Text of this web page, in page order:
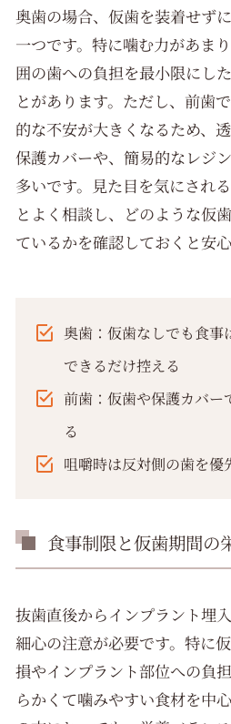
奥歯の場合、仮歯を装着せず
一つです。特に噛む力があま
囲の歯への負担を最小限にし
とがあります。ただし、前歯
的な不安が大きくなるため、
保護カバーや、簡易的なレジ
多いです。見た目を気にされ
とよく相談し、どのような仮
ているかを確認しておくと安心
奥歯：仮歯なしでも食事
できるだけ控える
前歯：仮歯や保護カバー
る
咀嚼時は反対側の歯を優
食事制限と仮歯期間の
抜歯直後からインプラント埋
細心の注意が必要です。特に
損やインプラント部位への負
らかくて噛みやすい食材を中